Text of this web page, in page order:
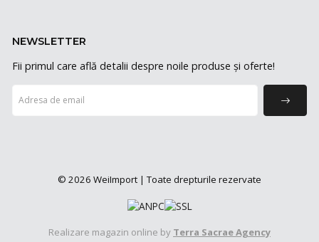
NEWSLETTER
Fii primul care află detalii despre noile produse și oferte!
© 2026 WeiImport | Toate drepturile rezervate
Realizare magazin online by Terra Sacrae Agency